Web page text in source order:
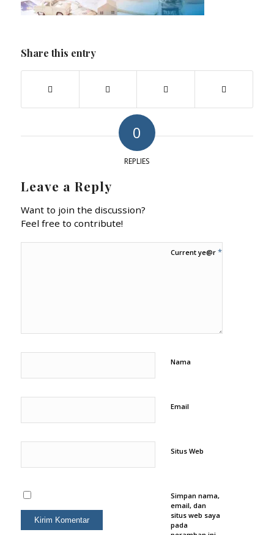
Share this entry
0
REPLIES
Leave a Reply
Want to join the discussion?
Feel free to contribute!
Nama
Email
Situs Web
Simpan nama,
email, dan
situs web saya
pada
Current ye@r *